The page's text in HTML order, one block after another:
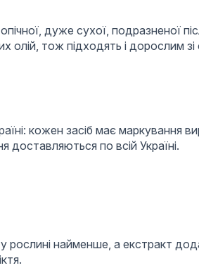
дуже сухої, подразненої
олій, тож підходять і дорослим
кожен засіб має маркування
по всій Україні.
рослині найменше, а екстракт